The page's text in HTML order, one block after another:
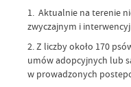
1. Aktualnie na terenie
zwyczajnym i
2. Z liczby około 170
umów adopcyjnych lub
w prowadzonych